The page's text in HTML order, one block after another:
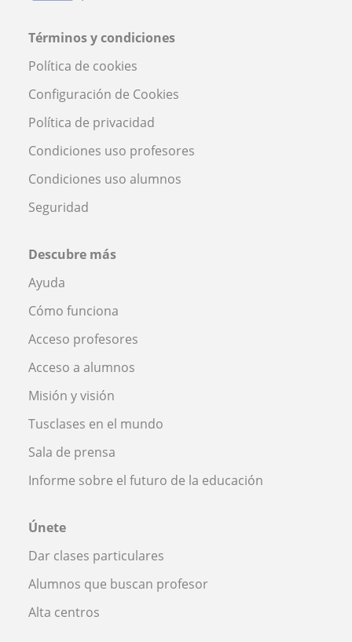
Términos y condiciones
Política de cookies
Configuración de Cookies
Política de privacidad
Condiciones uso profesores
Condiciones uso alumnos
Seguridad
Descubre más
Ayuda
Cómo funciona
Acceso profesores
Acceso a alumnos
Misión y visión
Tusclases en el mundo
Sala de prensa
Informe sobre el futuro de la educación
Únete
Dar clases particulares
Alumnos que buscan profesor
Alta centros